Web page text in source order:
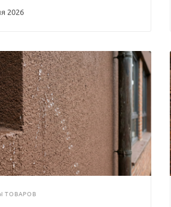
2026
ТОВАРОВ